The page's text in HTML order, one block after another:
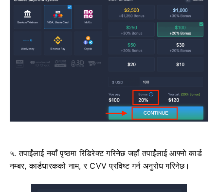
५. तपाईंलाई नयाँ पृष्ठमा रिडिरेक्ट गरिनेछ जहाँ तपाईंलाई आफ्नो कार्ड
नम्बर, कार्डधारकको नाम, र CVV प्रविष्ट गर्न अनुरोध गरिनेछ।